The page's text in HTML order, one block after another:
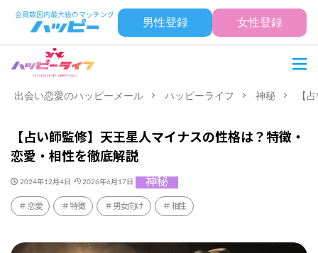
男性登録 女性登録
出会い恋愛のハッピーメール ハッピーライフ 神秘 【
【占い師監修】天王星人マイナスの性格は？特徴・
恋愛・相性を徹底解説
2024年12月4日 2026年6月17日 神秘
恋愛 特徴 男女向け 相性